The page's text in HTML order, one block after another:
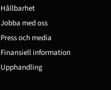
Hållbarhet
Jobba med oss
Press och media
Finansiell information
Upphandling